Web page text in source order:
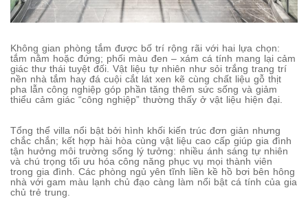
Không gian phòng tắm được bố trí rộng rãi với hai lựa chọn:
tắm nằm hoặc đứng; phối màu đen – xám cá tính mang lại cảm
giác thư thái tuyệt đối. Vật liệu tự nhiên như sỏi trắng trang trí
nền nhà tắm hay đá cuội cắt lát xen kẽ cùng chất liệu gỗ thịt
pha lẫn công nghiệp góp phần tăng thêm sức sống và giảm
thiểu cảm giác “công nghiệp” thường thấy ở vật liệu hiện đại.
Tổng thể villa nổi bật bởi hình khối kiến trúc đơn giản nhưng
chắc chắn; kết hợp hài hòa cùng vật liệu cao cấp giúp gia đình
tận hưởng môi trường sống lý tưởng: nhiều ánh sáng tự nhiên
và chú trọng tối ưu hóa công năng phục vụ mọi thành viên
trong gia đình. Các phòng ngủ yên tĩnh liền kề hồ bơi bên hông
nhà với gam màu lạnh chủ đạo càng làm nổi bật cá tính của gia
chủ trẻ trung.